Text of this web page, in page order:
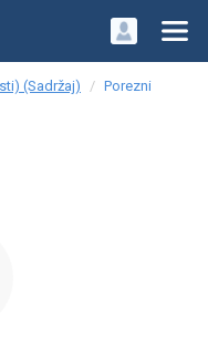
(Sadržaj)
Porezni